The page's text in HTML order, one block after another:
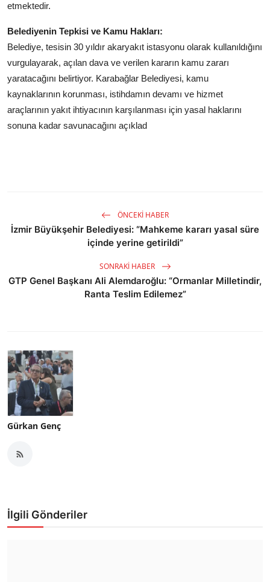
etmektedir.
Belediyenin Tepkisi ve Kamu Hakları:
Belediye, tesisin 30 yıldır akaryakıt istasyonu olarak kullanıldığını
vurgulayarak, açılan dava ve verilen kararın kamu zararı
yaratacağını belirtiyor. Karabağlar Belediyesi, kamu
kaynaklarının korunması, istihdamın devamı ve hizmet
araçlarının yakıt ihtiyacının karşılanması için yasal haklarını
sonuna kadar savunacağını açıklad
ÖNCEKI HABER
İzmir Büyükşehir Belediyesi: “Mahkeme kararı yasal süre
içinde yerine getirildi”
SONRAKI HABER
GTP Genel Başkanı Ali Alemdaroğlu: “Ormanlar Milletindir,
Ranta Teslim Edilemez”
Gürkan Genç
İlgili Gönderiler